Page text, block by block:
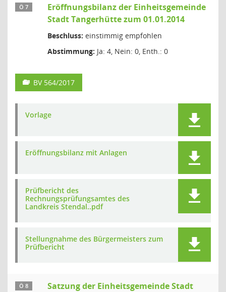
Ö 7
Eröffnungsbilanz der Einheitsgemeinde
Stadt Tangerhütte zum 01.01.2014
Beschluss: einstimmig empfohlen
Abstimmung: Ja: 4, Nein: 0, Enth.: 0
BV 564/2017
Vorlage
Eröffnungsbilanz mit Anlagen
Prüfbericht des
Rechnungsprüfungsamtes des
Landkreis Stendal..pdf
Stellungnahme des Bürgermeisters zum
Prüfbericht
Ö 8
Satzung der Einheitsgemeinde Stadt